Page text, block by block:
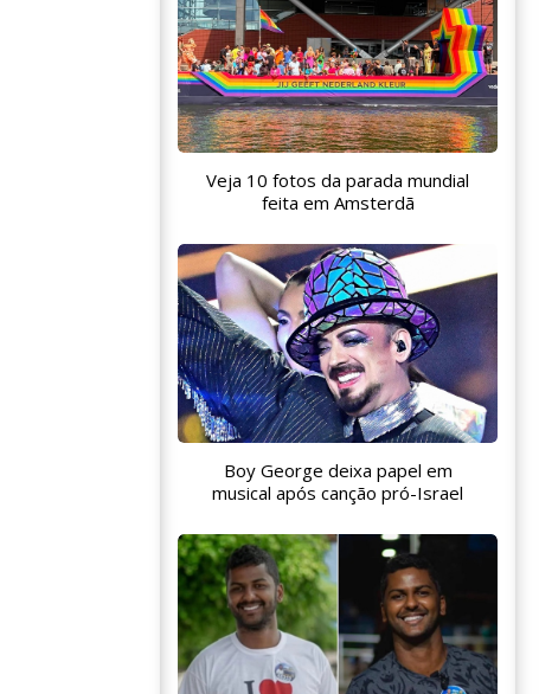
Veja 10 fotos da parada mundial
feita em Amsterdã
Boy George deixa papel em
musical após canção pró-Israel